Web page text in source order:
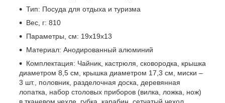
Тип: Посуда для отдыха и туризма
Вес, г: 810
Параметры, см: 19х19х13
Материал: Анодированный алюминий
Комплектация: Чайник, кастрюля, сковородка, крышка
диаметром 8,5 см, крышка диаметром 17,3 см, миски –
3 шт., половник, разделочная доска, деревянная
лопатка, набор столовых приборов (вилка, ложка, нож)
в тканевом чехле, губка, карабин, сетчатый чехол